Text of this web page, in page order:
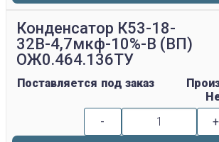
Конденсатор К53-18-
32В-4,7мкф-10%-В (ВП)
ОЖ0.464.136ТУ
Поставляется под заказ
-
+